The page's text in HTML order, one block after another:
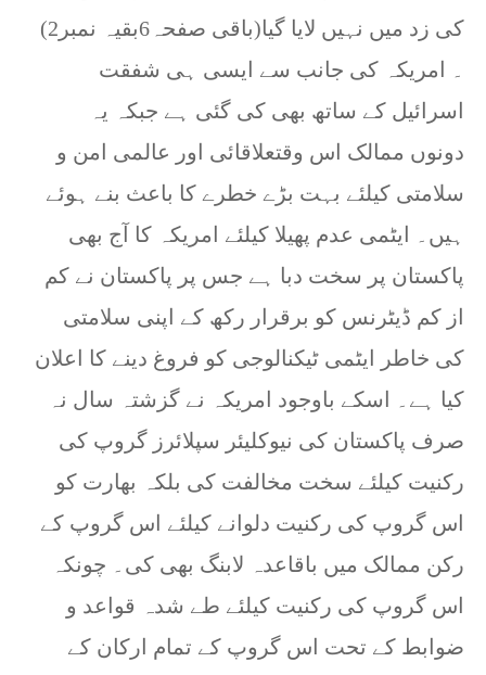
کی زد میں نہیں لایا گیا(باقی صفحہ6بقیہ نمبر2)
۔ امریکہ کی جانب سے ایسی ہی شفقت
اسرائیل کے ساتھ بھی کی گئی ہے جبکہ یہ
دونوں ممالک اس وقتعلاقائی اور عالمی امن و
سلامتی کیلئے بہت بڑے خطرے کا باعث بنے ہوئے
ہیں۔ ایٹمی عدم پھیلا کیلئے امریکہ کا آج بھی
پاکستان پر سخت دبا ہے جس پر پاکستان نے کم
از کم ڈیٹرنس کو برقرار رکھ کے اپنی سلامتی
کی خاطر ایٹمی ٹیکنالوجی کو فروغ دینے کا اعلان
کیا ہے۔ اسکے باوجود امریکہ نے گزشتہ سال نہ
صرف پاکستان کی نیوکلیئر سپلائرز گروپ کی
رکنیت کیلئے سخت مخالفت کی بلکہ بھارت کو
اس گروپ کی رکنیت دلوانے کیلئے اس گروپ کے
رکن ممالک میں باقاعدہ لابنگ بھی کی۔ چونکہ
اس گروپ کی رکنیت کیلئے طے شدہ قواعد و
ضوابط کے تحت اس گروپ کے تمام ارکان کے